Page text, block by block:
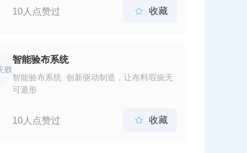
动，方便快捷地构建基准效果用来进行业务场
景验证，从容应对灵活多变的业务场景需求。
10人点赞过  收藏
败
智能验布系统
智能验布系统 创新驱动制造，让布料瑕疵无
可遁形
10人点赞过  收藏